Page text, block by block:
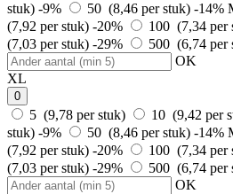
stuk) -9% 50 (8,46 per stuk) -14%
(7,92 per stuk) -20% 100 (7,34 per
(7,03 per stuk) -29% 500 (6,74 per
OK
XL
0
5 (9,78 per stuk) 10 (9,42 per
stuk) -9% 50 (8,46 per stuk) -14%
(7,92 per stuk) -20% 100 (7,34 per
(7,03 per stuk) -29% 500 (6,74 per
OK